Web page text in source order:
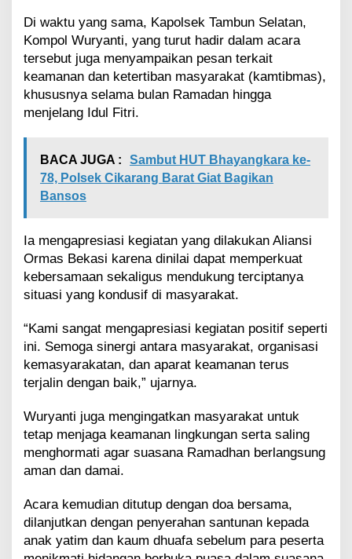
Di waktu yang sama, Kapolsek Tambun Selatan,
Kompol Wuryanti, yang turut hadir dalam acara
tersebut juga menyampaikan pesan terkait
keamanan dan ketertiban masyarakat (kamtibmas),
khususnya selama bulan Ramadan hingga
menjelang Idul Fitri.
BACA JUGA :
Sambut HUT Bhayangkara ke-
78, Polsek Cikarang Barat Giat Bagikan
Bansos
Ia mengapresiasi kegiatan yang dilakukan Aliansi
Ormas Bekasi karena dinilai dapat memperkuat
kebersamaan sekaligus mendukung terciptanya
situasi yang kondusif di masyarakat.
“Kami sangat mengapresiasi kegiatan positif seperti
ini. Semoga sinergi antara masyarakat, organisasi
kemasyarakatan, dan aparat keamanan terus
terjalin dengan baik,” ujarnya.
Wuryanti juga mengingatkan masyarakat untuk
tetap menjaga keamanan lingkungan serta saling
menghormati agar suasana Ramadhan berlangsung
aman dan damai.
Acara kemudian ditutup dengan doa bersama,
dilanjutkan dengan penyerahan santunan kepada
anak yatim dan kaum dhuafa sebelum para peserta